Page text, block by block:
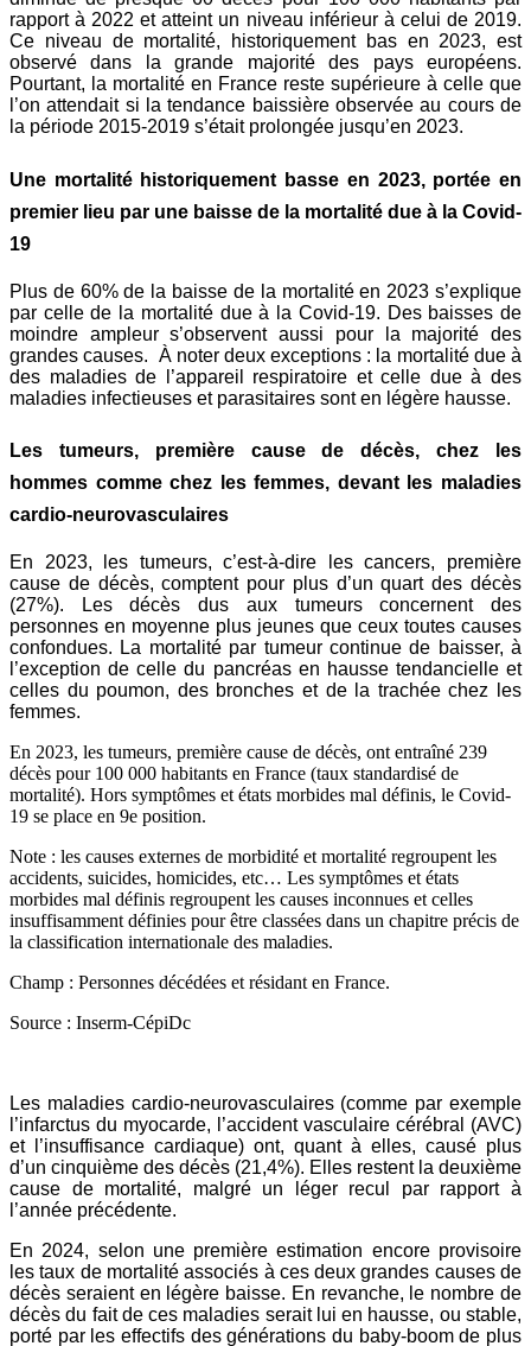
rapport à 2022 et atteint un niveau inférieur à celui de 2019.
Ce niveau de mortalité, historiquement bas en 2023, est
observé dans la grande majorité des pays européens.
Pourtant, la mortalité en France reste supérieure à celle que
l’on attendait si la tendance baissière observée au cours de
la période 2015-2019 s’était prolongée jusqu’en 2023.
Une mortalité historiquement basse en 2023, portée en
premier lieu par une baisse de la mortalité due à la Covid-
19
Plus de 60% de la baisse de la mortalité en 2023 s’explique
par celle de la mortalité due à la Covid-19. Des baisses de
moindre ampleur s’observent aussi pour la majorité des
grandes causes. À noter deux exceptions : la mortalité due à
des maladies de l’appareil respiratoire et celle due à des
maladies infectieuses et parasitaires sont en légère hausse.
Les tumeurs, première cause de décès, chez les
hommes comme chez les femmes, devant les maladies
cardio-neurovasculaires
En 2023, les tumeurs, c’est-à-dire les cancers, première
cause de décès, comptent pour plus d’un quart des décès
(27%). Les décès dus aux tumeurs concernent des
personnes en moyenne plus jeunes que ceux toutes causes
confondues. La mortalité par tumeur continue de baisser, à
l’exception de celle du pancréas en hausse tendancielle et
celles du poumon, des bronches et de la trachée chez les
femmes.
En 2023, les tumeurs, première cause de décès, ont entraîné 239
décès pour 100 000 habitants en France (taux standardisé de
mortalité). Hors symptômes et états morbides mal définis, le Covid-
19 se place en 9e position.
Note : les causes externes de morbidité et mortalité regroupent les
accidents, suicides, homicides, etc… Les symptômes et états
morbides mal définis regroupent les causes inconnues et celles
insuffisamment définies pour être classées dans un chapitre précis de
la classification internationale des maladies.
Champ : Personnes décédées et résidant en France.
Source : Inserm-CépiDc
Les maladies cardio-neurovasculaires (comme par exemple
l’infarctus du myocarde, l’accident vasculaire cérébral (AVC)
et l’insuffisance cardiaque) ont, quant à elles, causé plus
d’un cinquième des décès (21,4%). Elles restent la deuxième
cause de mortalité, malgré un léger recul par rapport à
l’année précédente.
En 2024, selon une première estimation encore provisoire
les taux de mortalité associés à ces deux grandes causes de
décès seraient en légère baisse. En revanche, le nombre de
décès du fait de ces maladies serait lui en hausse, ou stable,
porté par les effectifs des générations du baby-boom de plus